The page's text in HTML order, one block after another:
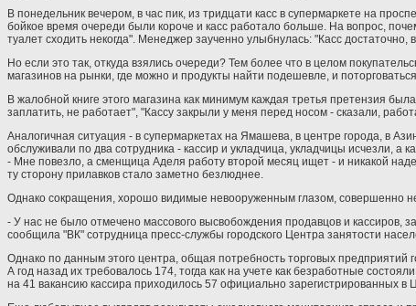
В понедельник вечером, в час пик, из тридцати касс в супермаркете на
бойкое время очереди были короче и касс работало больше. На вопрос,
туалет сходить некогда". Менеджер заученно улыбнулась: "Касс достаточно,
Но если это так, откуда взялись очереди? Тем более что в целом
магазинов на рынки, где можно и продукты найти подешевле, и
В жалобной книге этого магазина как минимум каждая третья претензия
заплатить, не работает", "Кассу закрыли у меня перед носом - сказали,
Аналогичная ситуация - в супермаркетах на Ямашева, в центре города, в
обслуживали по два сотрудника - кассир и укладчица, укладчицы исчезли,
- Мне повезло, а сменщица Аделя работу второй месяц ищет - и никакой
ту сторону прилавков стало заметно безлюднее.
Однако сокращения, хорошо видимые невооруженным глазом, совершенно
- У нас не было отмечено массового высвобождения продавцов и кассиров,
сообщила "ВК" сотрудница пресс-службы городского Центра занятости
Однако по данным этого центра, общая потребность торговых предприятий
А год назад их требовалось 174, тогда как на учете как безработные
на 41 вакансию кассира приходилось 57 официально зарегистрированных в